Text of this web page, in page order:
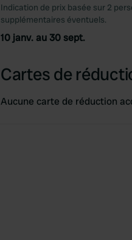
Indication de prix basée sur 2
supplémentaires éventuels.
10 janv. au 30 sept.
Cartes de
Aucune carte de réduction